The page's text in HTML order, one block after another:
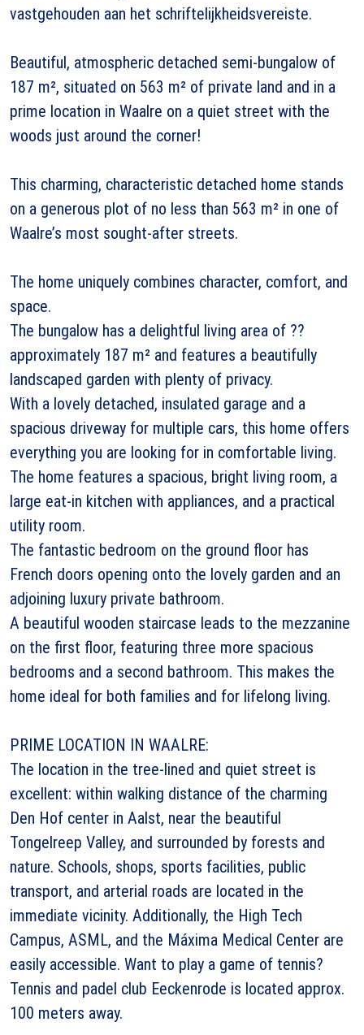
vastgehouden aan het schriftelijkheidsvereiste.
Beautiful, atmospheric detached semi-bungalow of
187 m², situated on 563 m² of private land and in a
prime location in Waalre on a quiet street with the
woods just around the corner!
This charming, characteristic detached home stands
on a generous plot of no less than 563 m² in one of
Waalre’s most sought-after streets.
The home uniquely combines character, comfort, and
space.
The bungalow has a delightful living area of ??
approximately 187 m² and features a beautifully
landscaped garden with plenty of privacy.
With a lovely detached, insulated garage and a
spacious driveway for multiple cars, this home offers
everything you are looking for in comfortable living.
The home features a spacious, bright living room, a
large eat-in kitchen with appliances, and a practical
utility room.
The fantastic bedroom on the ground floor has
French doors opening onto the lovely garden and an
adjoining luxury private bathroom.
A beautiful wooden staircase leads to the mezzanine
on the first floor, featuring three more spacious
bedrooms and a second bathroom. This makes the
home ideal for both families and for lifelong living.
PRIME LOCATION IN WAALRE:
The location in the tree-lined and quiet street is
excellent: within walking distance of the charming
Den Hof center in Aalst, near the beautiful
Tongelreep Valley, and surrounded by forests and
nature. Schools, shops, sports facilities, public
transport, and arterial roads are located in the
immediate vicinity. Additionally, the High Tech
Campus, ASML, and the Máxima Medical Center are
easily accessible. Want to play a game of tennis?
Tennis and padel club Eeckenrode is located approx.
100 meters away.